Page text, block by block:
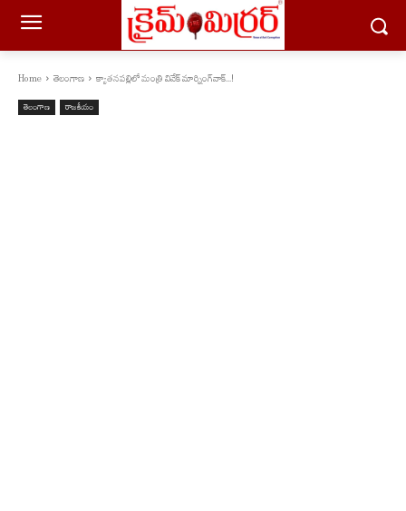
Home తెలంగాణ క్యాతనపల్లిలో మంత్రి వివేక్‌ మార్నింగ్‌వాక్‌...!
తెలంగాణ రాజకీయం